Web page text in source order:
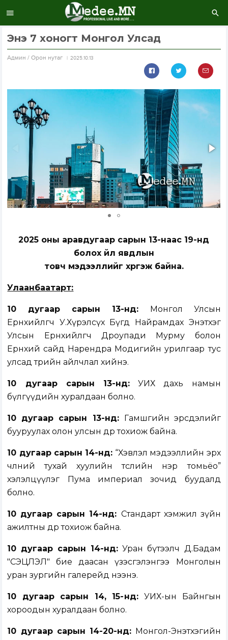
Энэ 7 хоногт Монгол Улсад
Aдмин / Орон нутаг 2025.10.13
2025 оны аравдугаар сарын 13-наас 19-нд
болох үйл явдлын
товч мэдээллийг хүргэж байна.
Улаанбаатарт:
10 дугаар сарын 13-нд: Монгол Улсын
Ерөнхийлөгч У.Хүрэлсүх Бүгд Найрамдах Энэтхэг
Улсын Ерөнхийлөгч Дроупади Мурму болон
Ерөнхий сайд Нарендра Модигийн урилгаар тус
улсад төрийн айлчлал хийнэ.
10 дугаар сарын 13-нд:УИХ дахь намын
бүлгүүдийн хуралдаан болно.
10 дугаар сарын 13-нд:
Гамшгийн эрсдэлийг
бууруулах олон улсын өдөр тохиож байна.
10 дугаар сарын 14-нд: “Хэвлэл мэдээллийн эрх
чөлөөний тухай хуулийн төслийн нэр томьёо”
хэлэлцүүлэг Пума империал зочид буудалд
болно.
10 дугаар сарын 14-нд: Стандарт хэмжил зүйн
ажилтны өдөр тохиож байна.
10 дугаар сарын 14-нд: Уран бүтээлч Д.Бадам
"СЭЦЛЭЛ" бие даасан үзэсгэлэнгээ Монголын
уран зургийн галерейд нээнэ.
10 дугаар сарын 14, 15-нд:УИХ-ын Байнгын
хороодын хуралдаан болно.
10 дугаар сарын 14-20-нд: Монгол-Энэтхэгийн